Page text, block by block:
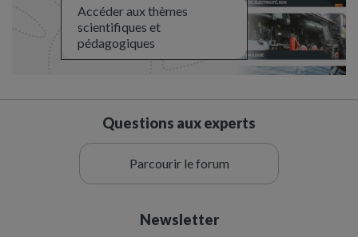
Accéder aux thèmes
scientifiques et
pédagogiques
Questions aux experts
Parcourir le forum
Newsletter